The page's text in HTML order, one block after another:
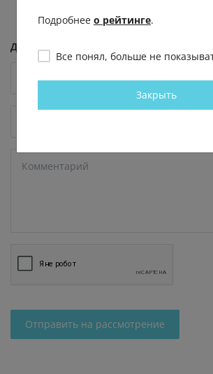
Добавить комментарий
Отправить на рассмотрение
Подробнее о рейтинге.
Все понял, больше не
Закрыть